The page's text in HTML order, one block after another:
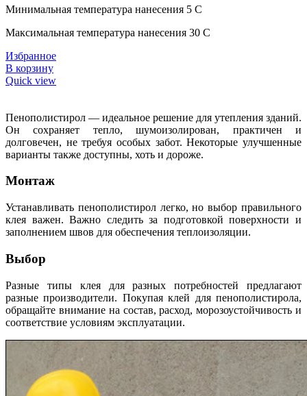
Минимальная температура нанесения 5 C
Максимальная температура нанесения 30 C
Избранное
В корзину
Quick view
Пенополистирол — идеальное решение для утепления зданий.
Он сохраняет тепло, шумоизолирован, практичен и
долговечен, не требуя особых забот. Некоторые улучшенные
варианты также доступны, хоть и дороже.
Монтаж
Устанавливать пенополистирол легко, но выбор правильного
клея важен. Важно следить за подготовкой поверхности и
заполнением швов для обеспечения теплоизоляции.
Выбор
Разные типы клея для разных потребностей предлагают
разные производители. Покупая клей для пенополистирола,
обращайте внимание на состав, расход, морозоустойчивость и
соответствие условиям эксплуатации.